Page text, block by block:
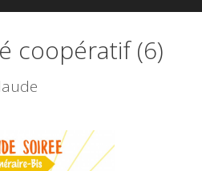
coopératif (6)